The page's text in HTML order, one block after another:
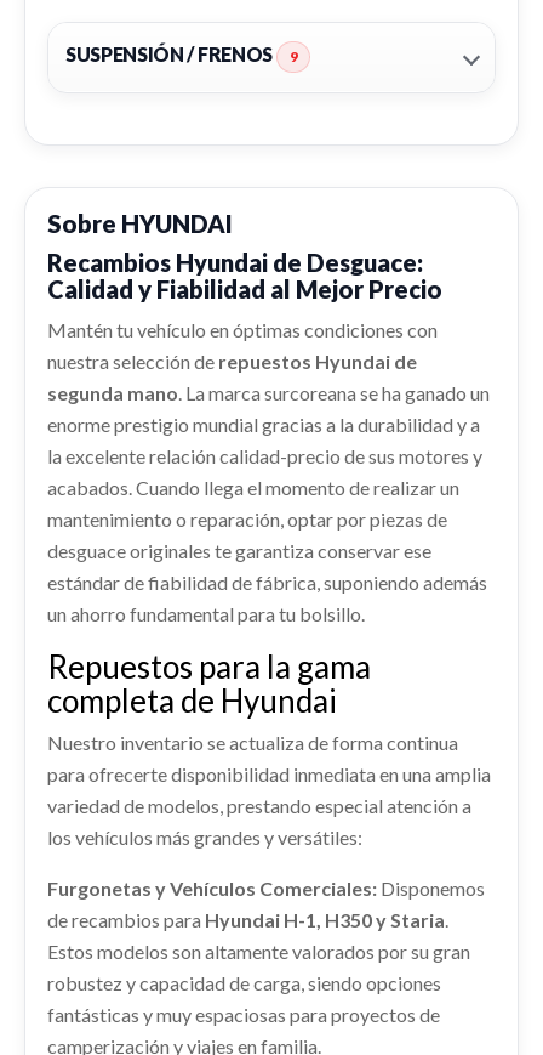
LLANTA 52910Q0200
LLANTA 52910Q0200 usado.
HYUNDAI I20 (BC3) TECNO
137,79 € shopping_cart
LLANTA 52910Q0200
LLANTA 52910Q0200 usado.
HYUNDAI I20 (BC3) TECNO
Ref: 2376740 OEM: 52910Q0200
Consultar
REFUERZO PARAGOLPES DELANTERO
Ref: 2257588
Consultar
RETROVISOR DERECHO
RETROVISOR DERECHO usado.
HYUNDAI I20 (BC3) TECNO
Ref: 2257590
Consultar
RETROVISOR IZQUIERDO
HYUNDAI I20 (BC3) TECNO
2257591
Consultar
PORTON TRASERO 72800Q0010
PORTON TRASERO 72800Q0010 usado.
HYUNDAI I20 (BC3) TECNO
Ref: 2257580 OEM: 72800Q0010
358,89 € shopping_cart
REFUERZO PARAGOLPES TRASERO
REFUERZO PARAGOLPES TRASERO usado.
HYUNDAI I20 (BC3) TECNO
Consultar
CREMALLERA DIRECCION usado.
HYUNDAI I20 (BC3) TECNO
Ref: 2257566
Consultar
MANGUETA DELANTERA DERECHA
51716Q0000
MANGUETA DELANTERA DERECHA 51716Q0000
HYUNDAI I20 (BC3) TECNO
Ref: 2257572 OEM: 51716Q0000
Consultar
MANDO LUCES 93404Q850 usado.
66,28 € shopping_cart
CUADRO INSTRUMENTOS 94023Q0181
CUADRO INSTRUMENTOS 94023Q0181 usado.
HYUNDAI I20 (BC3) TECNO
Ref: 2257567 OEM: 94023Q0181
412,78 €
AIRBAG CORTINA DELANTERO DERECHO
AIRBAG CORTINA DELANTERO DERECHO usado.
HYUNDAI I20 (BC3) TECNO
Ref: 2257550
AIRBAG CORTINA DELANTERO
usado.
HYUNDAI I20 (BC3) TECNO
Ref: 2257551
Consultar
AFORADOR 31110Q0500
AFORADOR 31110Q0500 usado.
HYUNDAI I20 (BC3) TECNO
117,98 € shopping_cart
MOTOR COMPLETO G3LE / 32AQ107F00
MOTOR COMPLETO G3LE / 32AQ107F00 usado.
HYUNDAI I20 (BC3) TECNO
Ref: 2257574 OEM: G3LE / 32AQ107F00
SUSPENSIÓN / FRENOS 9
ABS 9846124980 / 58910Q0200
ABS 9846124980 / 58910Q0200 usado.
HYUNDAI I20 (BC3) TECNO
Ref: 2257548 OEM: 9846124980 / 58910Q0200
82,79 €
AMORTIGUADOR DELANTERO DERECHO
Sobre HYUNDAI
Recambios Hyundai de Desguace:
Calidad y Fiabilidad al Mejor Precio
Mantén tu vehículo en óptimas condiciones con
nuestra selección de repuestos Hyundai de
segunda mano. La marca surcoreana se ha ganado un
enorme prestigio mundial gracias a la durabilidad y a
la excelente relación calidad-precio de sus motores y
acabados. Cuando llega el momento de realizar un
mantenimiento o reparación, optar por piezas de
desguace originales te garantiza conservar ese
estándar de fiabilidad de fábrica, suponiendo además
un ahorro fundamental para tu bolsillo.
Repuestos para la gama
completa de Hyundai
Nuestro inventario se actualiza de forma continua
para ofrecerte disponibilidad inmediata en una amplia
variedad de modelos, prestando especial atención a
los vehículos más grandes y versátiles:
Furgonetas y Vehículos Comerciales: Disponemos
de recambios para Hyundai H-1, H350 y Staria.
Estos modelos son altamente valorados por su gran
robustez y capacidad de carga, siendo opciones
fantásticas y muy espaciosas para proyectos de
camperización y viajes en familia.